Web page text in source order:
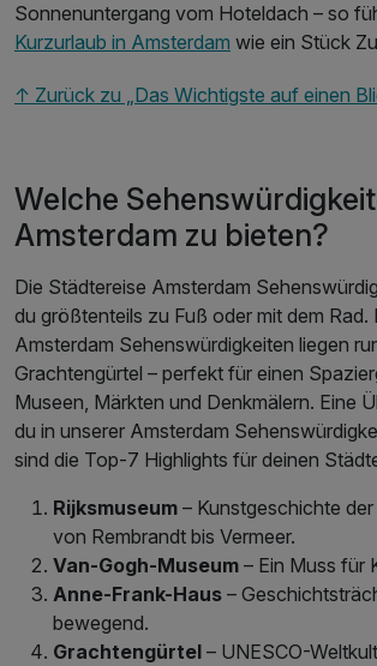
Sonnenuntergang vom Hoteldach – so
Kurzurlaub in Amsterdam wie ein Stück
↑ Zurück zu „Das Wichtigste auf einen
Welche
Amsterdam zu bieten?
Die Städtereise Amsterdam
du größtenteils zu Fuß oder mit dem Rad.
Amsterdam Sehenswürdigkeiten liegen
Grachtengürtel – perfekt für einen
Museen, Märkten und Denkmälern. Eine
du in unserer Amsterdam
sind die Top-7 Highlights für deinen
Rijksmuseum – Kunstgeschichte
von Rembrandt bis Vermeer.
Van-Gogh-Museum – Ein Muss für
Anne-Frank-Haus –
bewegend.
Grachtengürtel – UNESCO-